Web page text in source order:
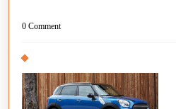
0 Comment